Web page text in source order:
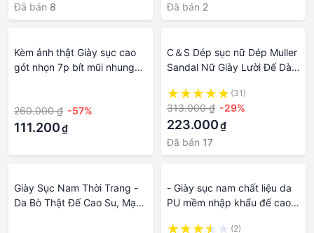
Đã bán 8
Đã bán 2
Kèm ảnh thật Giày sục cao
gót nhọn 7p bít mũi nhung
260.000 ₫ -57%
111.200₫
C＆S Dép sục nữ Dép Muller
Sandal Nữ Giày Lười Đế Dày
Thời Trang Cho Nữ 230905
(31)
313.000 ₫ -29%
223.000₫
Đã bán 17
Giày Sục Nam Thời Trang -
Da Bò Thật Đế Cao Su, Mạnh
- Giày sục nam chất liệu da
PU mềm nhập khẩu đế cao
(2)